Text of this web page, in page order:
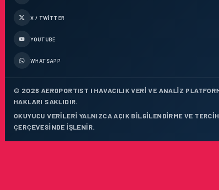
X / TWITTER
YOUTUBE
WHATSAPP
© 2026 AEROPORTIST I HAVACILIK VERI VE ANALIZ
HAKLARI SAKLIDIR.
OKUYUCU VERILERI YALNIZCA AÇIK BILGILENDIRME VE
ÇERÇEVESINDE IŞLENIR.